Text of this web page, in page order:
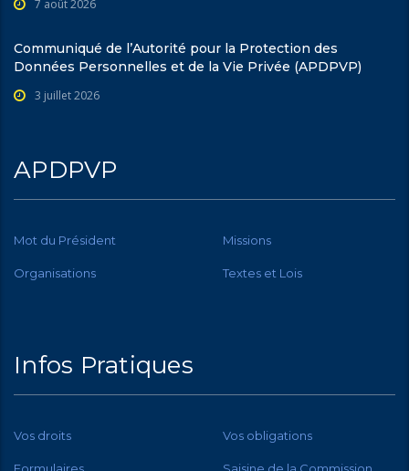
7 août 2026
Communiqué de l’Autorité pour la Protection des
Données Personnelles et de la Vie Privée (APDPVP)
3 juillet 2026
APDPVP
Mot du Président Missions
Organisations Textes et Lois
Infos Pratiques
Vos droits Vos obligations
Formulaires Saisine de la Commission